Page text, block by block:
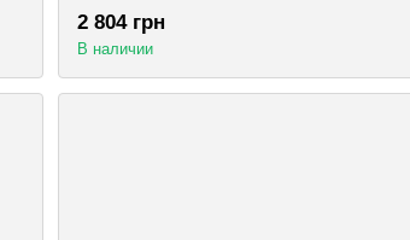
2 804 грн
В наличии